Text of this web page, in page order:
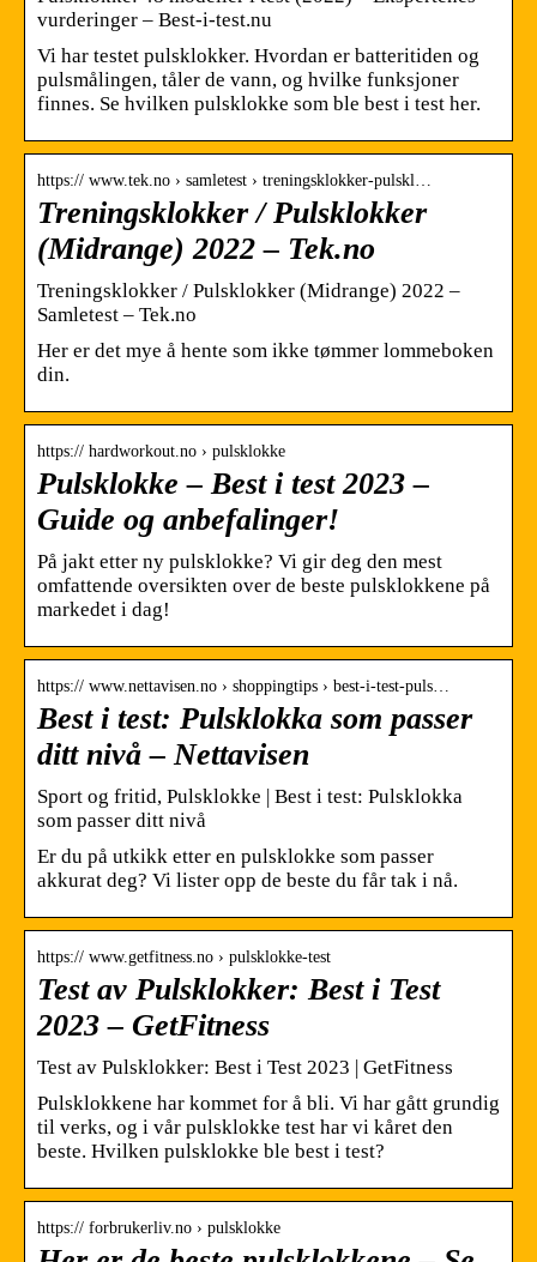
vurderinger – Best-i-test.nu
Vi har testet pulsklokker. Hvordan er batteritiden og
pulsmålingen, tåler de vann, og hvilke funksjoner
finnes. Se hvilken pulsklokke som ble best i test her.
https:// www.tek.no › samletest › treningsklokker-pulskl…
Treningsklokker / Pulsklokker
(Midrange) 2022 – Tek.no
Treningsklokker / Pulsklokker (Midrange) 2022 –
Samletest – Tek.no
Her er det mye å hente som ikke tømmer lommeboken
din.
https:// hardworkout.no › pulsklokke
Pulsklokke – Best i test 2023 –
Guide og anbefalinger!
På jakt etter ny pulsklokke? Vi gir deg den mest
omfattende oversikten over de beste pulsklokkene på
markedet i dag!
https:// www.nettavisen.no › shoppingtips › best-i-test-puls…
Best i test: Pulsklokka som passer
ditt nivå – Nettavisen
Sport og fritid, Pulsklokke | Best i test: Pulsklokka
som passer ditt nivå
Er du på utkikk etter en pulsklokke som passer
akkurat deg? Vi lister opp de beste du får tak i nå.
https:// www.getfitness.no › pulsklokke-test
Test av Pulsklokker: Best i Test
2023 – GetFitness
Test av Pulsklokker: Best i Test 2023 | GetFitness
Pulsklokkene har kommet for å bli. Vi har gått grundig
til verks, og i vår pulsklokke test har vi kåret den
beste. Hvilken pulsklokke ble best i test?
https:// forbrukerliv.no › pulsklokke